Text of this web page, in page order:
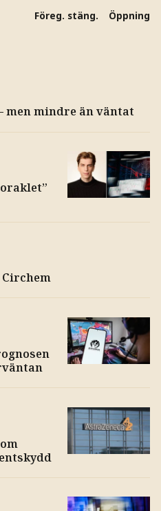
Föreg. stäng. Öppning
men mindre än väntat